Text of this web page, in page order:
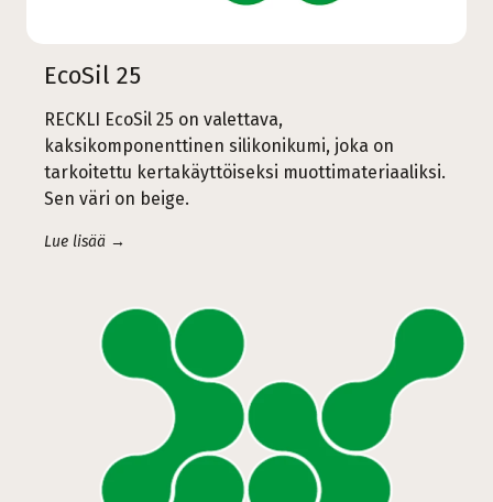
EcoSil 25
RECKLI EcoSil 25 on valettava,
kaksikomponenttinen silikonikumi, joka on
tarkoitettu kertakäyttöiseksi muottimateriaaliksi.
Sen väri on beige.
Lue lisää →